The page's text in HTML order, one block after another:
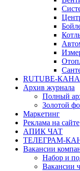
RUTUBE-
Архив журнала
Полный
Золотой
Маркетинг
Реклама на сайте
АПИК ЧАТ
ТЕЛЕГРАМ-
Вакансии
Набор и
Вакансии